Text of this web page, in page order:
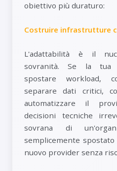
obiettivo più duraturo:
Costruire infrastrutture
L'adattabilità è il
sovranità. Se la tua
spostare workload,
separare dati critici,
automatizzare il
decisioni tecniche
sovrana di
semplicemente
nuovo provider senza